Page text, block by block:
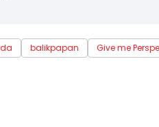
balikpapan Give me